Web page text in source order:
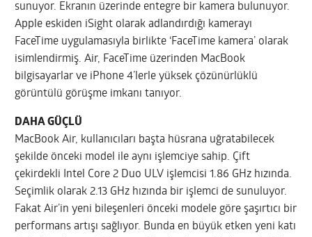
sunuyor. Ekranın üzerinde entegre bir kamera bulunuyor.
Apple eskiden iSight olarak adlandırdığı kamerayı
FaceTime uygulamasıyla birlikte ‘FaceTime kamera’ olarak
isimlendirmiş. Air, FaceTime üzerinden MacBook
bilgisayarlar ve iPhone 4’lerle yüksek çözünürlüklü
görüntülü görüşme imkanı tanıyor.
DAHA GÜÇLÜ
MacBook Air, kullanıcıları başta hüsrana uğratabilecek
şekilde önceki model ile aynı işlemciye sahip. Çift
çekirdekli Intel Core 2 Duo ULV işlemcisi 1.86 GHz hızında.
Seçimlik olarak 2.13 GHz hızında bir işlemci de sunuluyor.
Fakat Air’in yeni bileşenleri önceki modele göre şaşırtıcı bir
performans artışı sağlıyor. Bunda en büyük etken yeni katı